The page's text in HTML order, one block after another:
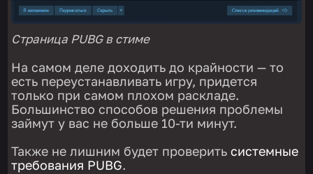
Страница PUBG в стиме
На самом деле доходить до крайности — то
есть переустанавливать игру, придется
только при самом плохом раскладе.
Большинство способов решения проблемы
займут у вас не больше 10-ти минут.
Также не лишним будет проверитьсистемные
требования PUBG.